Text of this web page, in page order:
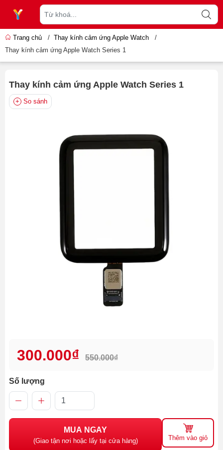
Trang chủ / Thay kính cảm ứng Apple Watch
/
Thay kính cảm ứng Apple Watch Series 1
Thay kính cảm ứng Apple Watch Series 1
So sánh
300.000₫ 550.000₫
Số lượng
MUA NGAY
(Giao tận nơi hoặc lấy tại cửa hàng) Thêm vào giỏ